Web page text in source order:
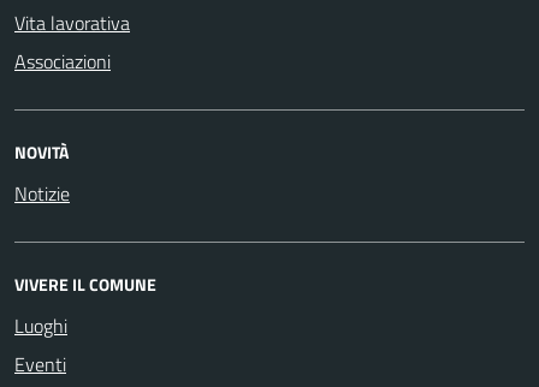
Vita lavorativa
Associazioni
NOVITÀ
Notizie
VIVERE IL COMUNE
Luoghi
Eventi